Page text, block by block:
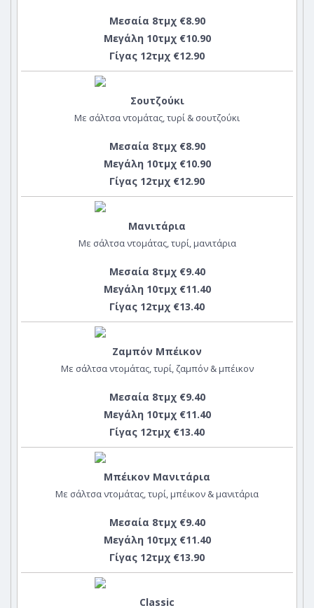
Μεσαία 8τμχ €8.90
Μεγάλη 10τμχ €10.90
Γίγας 12τμχ €12.90
Σουτζούκι
Με σάλτσα ντομάτας, τυρί & σουτζούκι
Μεσαία 8τμχ €8.90
Μεγάλη 10τμχ €10.90
Γίγας 12τμχ €12.90
Μανιτάρια
Με σάλτσα ντομάτας, τυρί, μανιτάρια
Μεσαία 8τμχ €9.40
Μεγάλη 10τμχ €11.40
Γίγας 12τμχ €13.40
Ζαμπόν Μπέικον
Με σάλτσα ντομάτας, τυρί, ζαμπόν & μπέικον
Μεσαία 8τμχ €9.40
Μεγάλη 10τμχ €11.40
Γίγας 12τμχ €13.40
Μπέικον Μανιτάρια
Με σάλτσα ντομάτας, τυρί, μπέικον & μανιτάρια
Μεσαία 8τμχ €9.40
Μεγάλη 10τμχ €11.40
Γίγας 12τμχ €13.90
Classic